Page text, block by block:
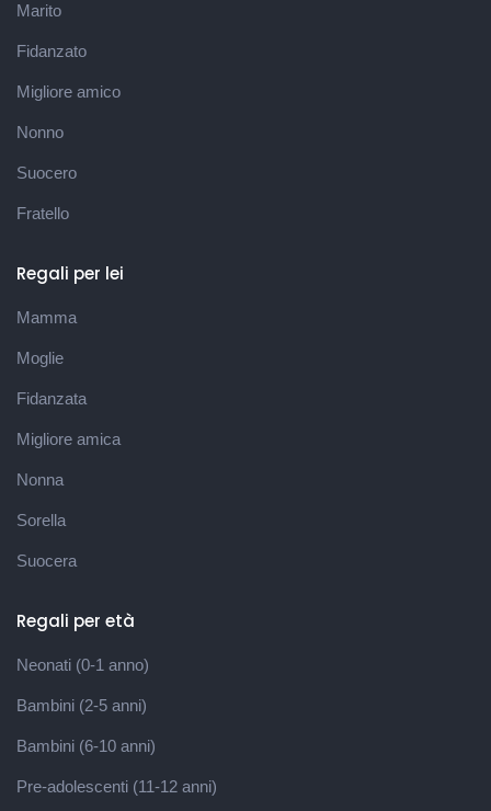
Marito
Fidanzato
Migliore amico
Nonno
Suocero
Fratello
Regali per lei
Mamma
Moglie
Fidanzata
Migliore amica
Nonna
Sorella
Suocera
Regali per età
Neonati (0-1 anno)
Bambini (2-5 anni)
Bambini (6-10 anni)
Pre-adolescenti (11-12 anni)